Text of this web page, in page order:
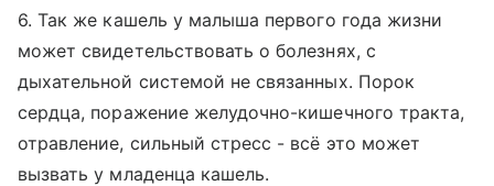
6. Так же кашель у малыша первого года жизни
может свидетельствовать о болезнях, с
дыхательной системой не связанных. Порок
сердца, поражение желудочно-кишечного тракта,
отравление, сильный стресс - всё это может
вызвать у младенца кашель.